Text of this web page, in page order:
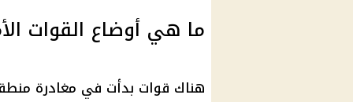
ما هي أوضاع القوات
هناك قوات بدأت في مغادرة